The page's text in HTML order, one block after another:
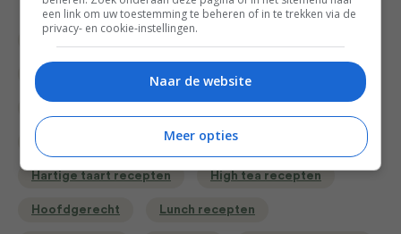
Bijgerecht Borrel recepten
Gangen Gelegenheid
Hartige taart recepten High tea recepten
Hoofdgerecht Lunch recepten
een link om uw toestemming te beheren of in te trekken via de
privacy- en cookie-instellingen.
Naar de website
Meer opties